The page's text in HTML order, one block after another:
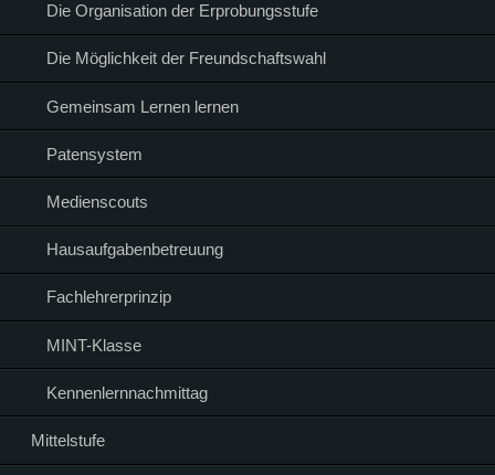
Die Organisation der Erprobungsstufe
Die Möglichkeit der Freundschaftswahl
Gemeinsam Lernen lernen
Patensystem
Medienscouts
Hausaufgabenbetreuung
Fachlehrerprinzip
MINT-Klasse
Kennenlernnachmittag
Mittelstufe